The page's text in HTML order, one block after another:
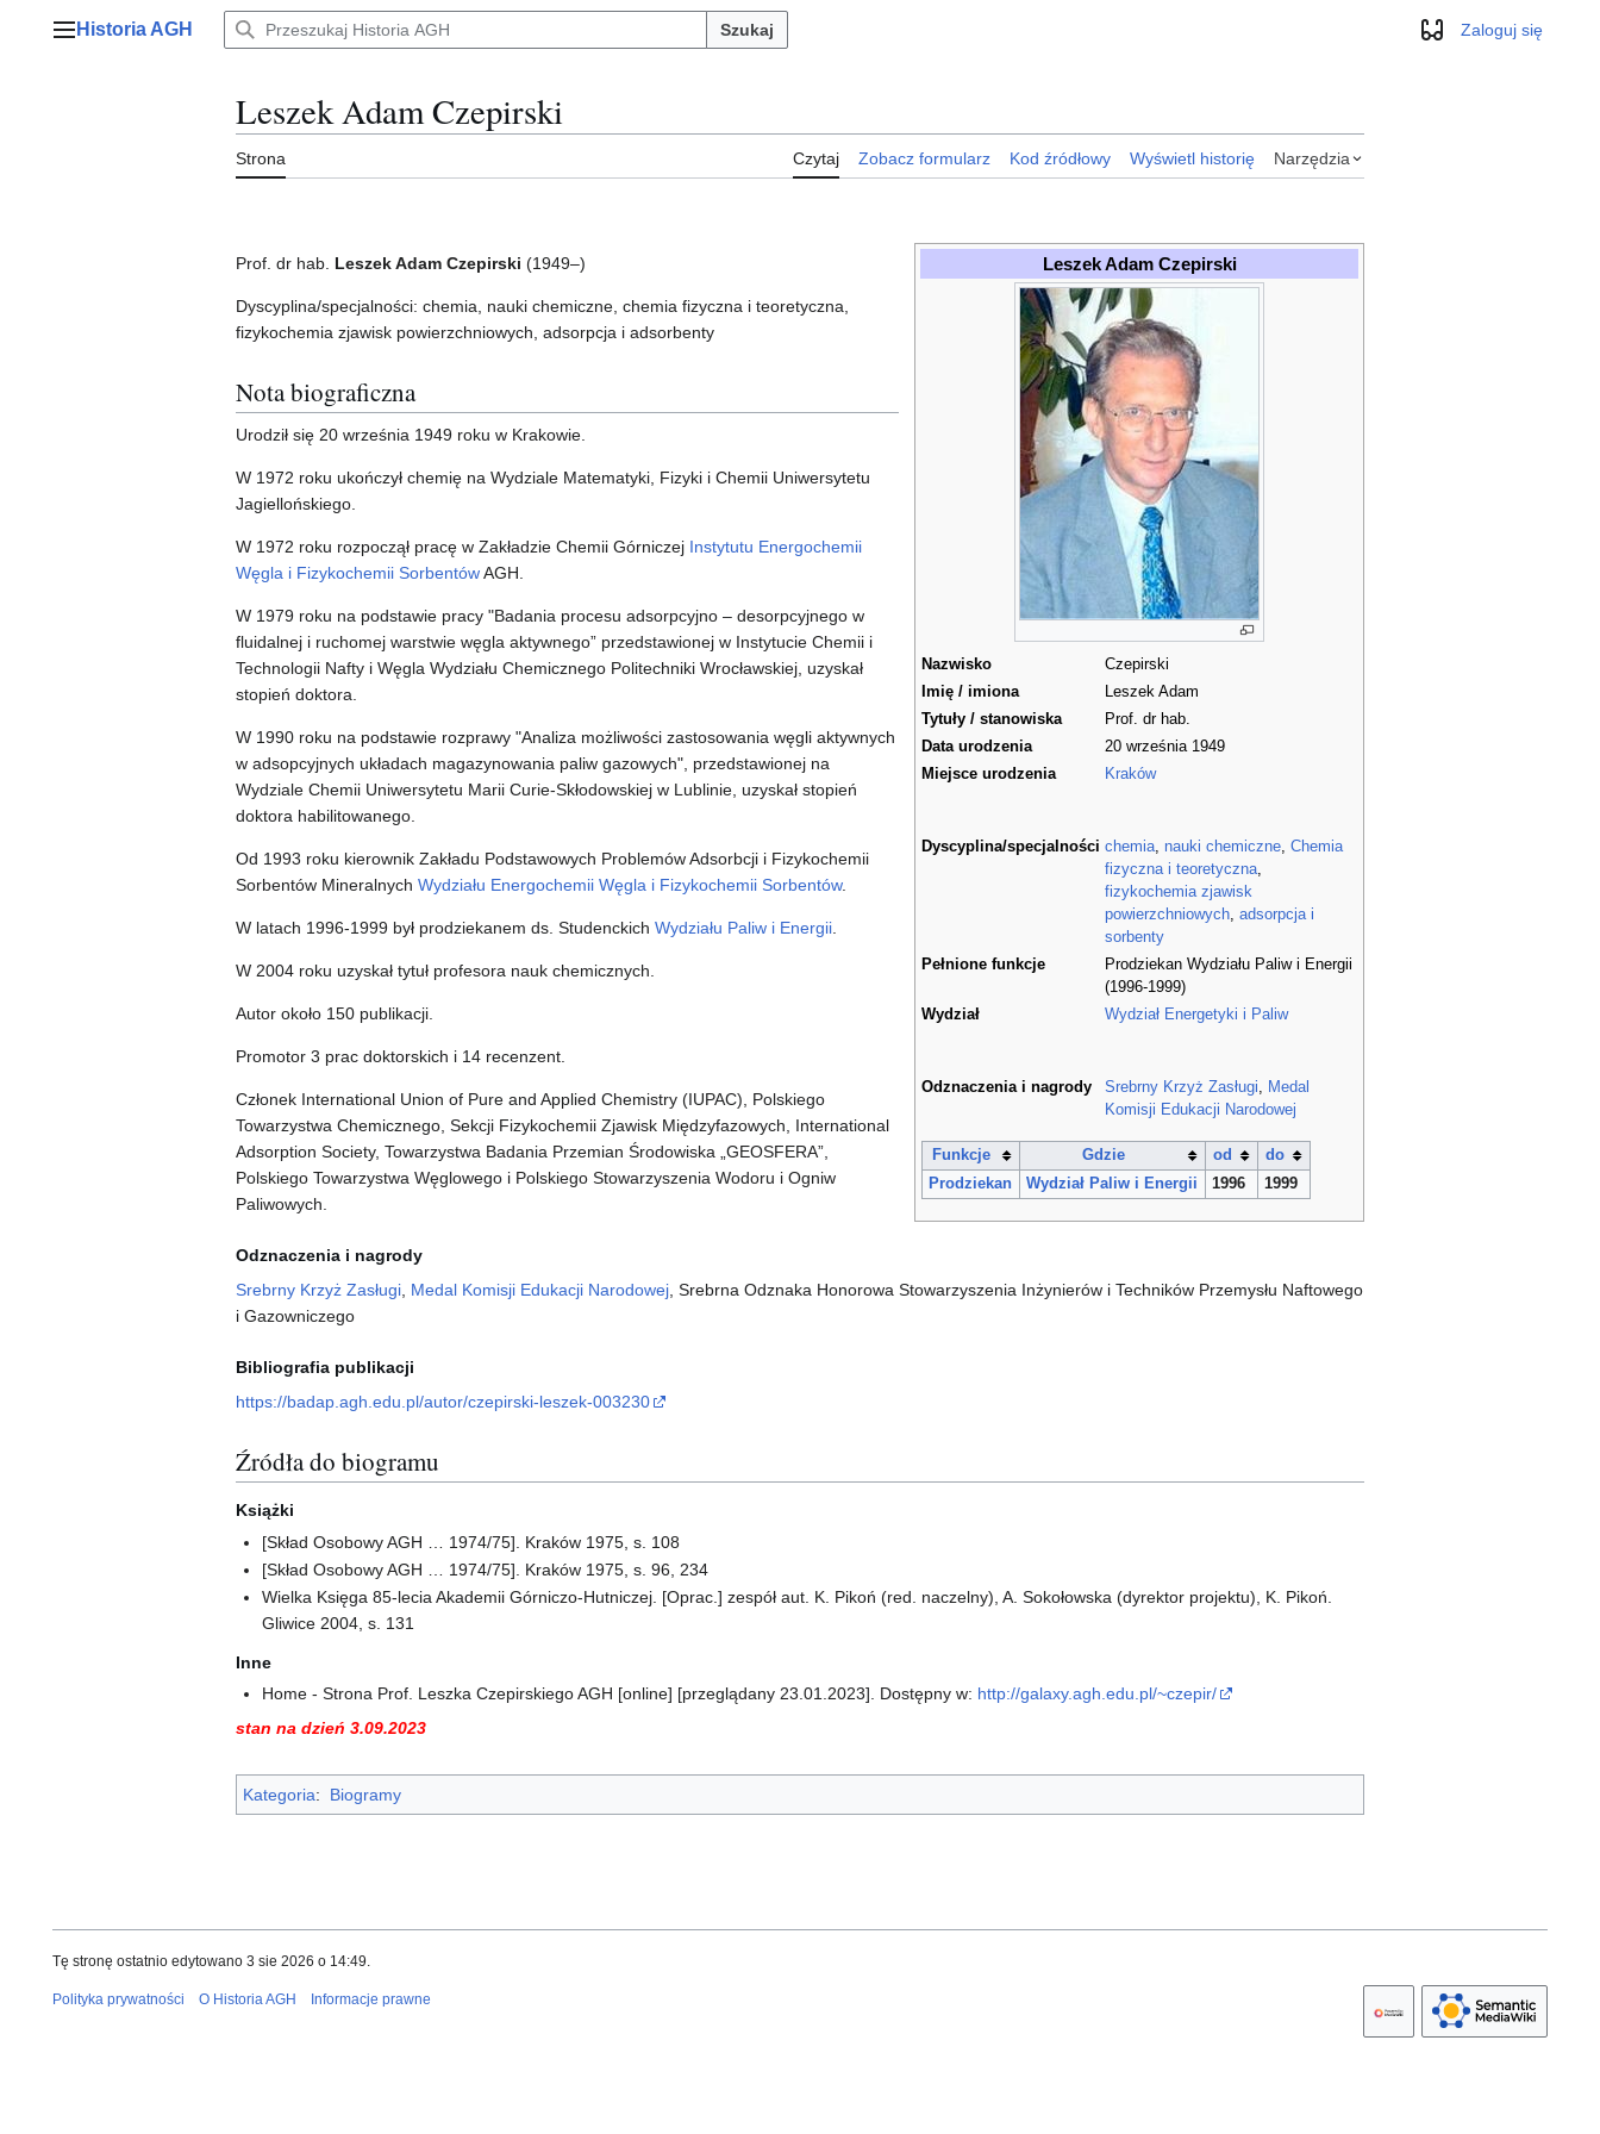
Menu główne
Historia AGH Szukaj WyglądZaloguj się
Leszek Adam Czepirski
Strona Czytaj Zobacz formularz Kod źródłowy Wyświetl historię Narzędzia
Leszek Adam Czepirski
Nazwisko
Czepirski
Imię / imiona
Leszek Adam
Tytuły / stanowiska
Prof. dr hab.
Data urodzenia
20 września 1949
Miejsce urodzenia
Kraków
Dyscyplina/specjalności chemia nauki chemiczne Chemia
fizyczna i teoretyczna
fizykochemia zjawisk
powierzchniowych adsorpcja i
sorbenty
Pełnione funkcje
Prodziekan Wydziału Paliw i Energii
(1996-1999)
Wydział
Wydział Energetyki i Paliw
Odznaczenia i nagrody Srebrny Krzyż Zasługi
Medal
Komisji Edukacji Narodowej
Funkcje Gdzie od
do
Prodziekan
Wydział Paliw i Energii 1996 1999
Prof. dr hab. Leszek Adam Czepirski (1949–)
Dyscyplina/specjalności: chemia, nauki chemiczne, chemia fizyczna i teoretyczna,
fizykochemia zjawisk powierzchniowych, adsorpcja i adsorbenty
Nota biograficzna
Urodził się 20 września 1949 roku w Krakowie.
W 1972 roku ukończył chemię na Wydziale Matematyki, Fizyki i Chemii Uniwersytetu
Jagiellońskiego.
W 1972 roku rozpoczął pracę w Zakładzie Chemii Górniczej Instytutu Energochemii
Węgla i Fizykochemii SorbentówAGH.
W 1979 roku na podstawie pracy "Badania procesu adsorpcyjno – desorpcyjnego w
fluidalnej i ruchomej warstwie węgla aktywnego” przedstawionej w Instytucie Chemii i
Technologii Nafty i Węgla Wydziału Chemicznego Politechniki Wrocławskiej, uzyskał
stopień doktora.
W 1990 roku na podstawie rozprawy "Analiza możliwości zastosowania węgli aktywnych
w adsopcyjnych układach magazynowania paliw gazowych", przedstawionej na
Wydziale Chemii Uniwersytetu Marii Curie-Skłodowskiej w Lublinie, uzyskał stopień
doktora habilitowanego.
Od 1993 roku kierownik Zakładu Podstawowych Problemów Adsorbcji i Fizykochemii
Sorbentów Mineralnych Wydziału Energochemii Węgla i Fizykochemii Sorbentów.
W latach 1996-1999 był prodziekanem ds. Studenckich Wydziału Paliw i Energii
W 2004 roku uzyskał tytuł profesora nauk chemicznych.
Autor około 150 publikacji.
Promotor 3 prac doktorskich i 14 recenzent.
Członek International Union of Pure and Applied Chemistry (IUPAC), Polskiego
Towarzystwa Chemicznego, Sekcji Fizykochemii Zjawisk Międzyfazowych, International
Adsorption Society, Towarzystwa Badania Przemian Środowiska „GEOSFERA”,
Polskiego Towarzystwa Węglowego i Polskiego Stowarzyszenia Wodoru i Ogniw
Paliwowych.
Odznaczenia i nagrody
Srebrny Krzyż Zasługi Medal Komisji Edukacji Narodowej , Srebrna Odznaka Honorowa Stowarzyszenia Inżynierów i Techników Przemysłu Naftowego
i Gazowniczego
Bibliografia publikacji
https://badap.agh.edu.pl/autor/czepirski-leszek-003230
Źródła do biogramu
Książki
[Skład Osobowy AGH … 1974/75]. Kraków 1975, s. 108
[Skład Osobowy AGH … 1974/75]. Kraków 1975, s. 96, 234
Wielka Księga 85-lecia Akademii Górniczo-Hutniczej. [Oprac.] zespół aut. K. Pikoń (red. naczelny), A. Sokołowska (dyrektor projektu), K. Pikoń.
Gliwice 2004, s. 131
Inne
Home - Strona Prof. Leszka Czepirskiego AGH [online] [przeglądany 23.01.2023]. Dostępny w: http://galaxy.agh.edu.pl/~czepir/
stan na dzień 3.09.2023
Kategoria: Biogramy
Tę stronę ostatnio edytowano 3 sie 2026 o 14:49.
Polityka prywatności O Historia AGH Informacje prawne